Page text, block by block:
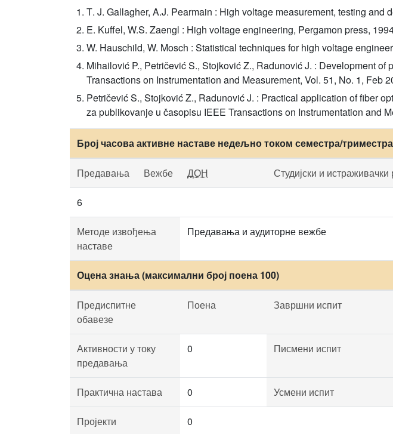
Т. J. Gallagher, A.J. Pearmain : High voltage measurement, testing and
E. Kuffel, W.S. Zaengl : High voltage engineering, Pergamon press,
W. Hauschild, W. Mosch : Statistical techniques for high voltage
Mihailović P., Petričević S., Stojković Z., Radunović J. : Development
Transactions on Instrumentation and Measurement, Vol. 51, No. 1, Feb
Petričević S., Stojković Z., Radunović J. : Practical application of fiber
za publikovanje u časopisu IEEE Transactions on Instrumentation and
Број часова активне наставе недељно током семестра/
Предавања Вежбе ДОН Студијски и истраживачки
6
Методе извођења
наставе
Предавања и аудиторне вежбе
Оцена знања (максимални број поена 100)
Предиспитне
обавезе
Поена Завршни испит
Активности у току
предавања
0 Писмени испит
Практична настава 0 Усмени испит
Пројекти 0